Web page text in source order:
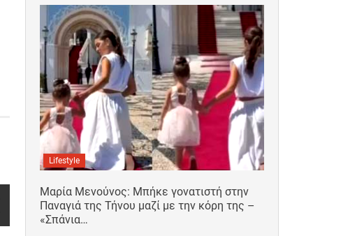
Lifestyle
Μαρία Μενούνος: Μπήκε γονατιστή στην
Παναγιά της Τήνου μαζί με την κόρη της –
«Σπάνια…